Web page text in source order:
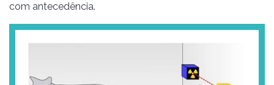
com antecedência.